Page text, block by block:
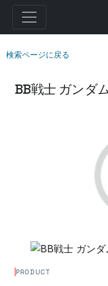
検索ページに戻る
BB戦士 ガンダ
PRODUCT